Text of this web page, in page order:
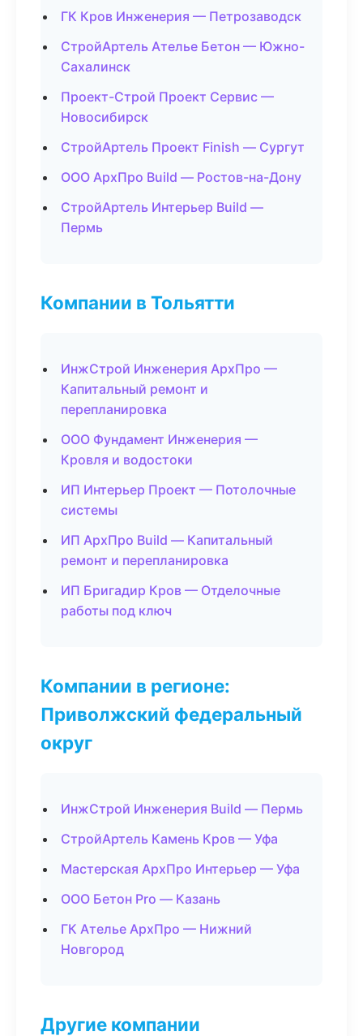
ГК Кров Инженерия — Петрозаводск
СтройАртель Ателье Бетон — Южно-
Сахалинск
Проект-Строй Проект Сервис —
Новосибирск
СтройАртель Проект Finish — Сургут
ООО АрхПро Build — Ростов-на-Дону
СтройАртель Интерьер Build —
Пермь
Компании в Тольятти
ИнжСтрой Инженерия АрхПро —
Капитальный ремонт и
перепланировка
ООО Фундамент Инженерия —
Кровля и водостоки
ИП Интерьер Проект — Потолочные
системы
ИП АрхПро Build — Капитальный
ремонт и перепланировка
ИП Бригадир Кров — Отделочные
работы под ключ
Компании в регионе:
Приволжский федеральный
округ
ИнжСтрой Инженерия Build — Пермь
СтройАртель Камень Кров — Уфа
Мастерская АрхПро Интерьер — Уфа
ООО Бетон Pro — Казань
ГК Ателье АрхПро — Нижний
Новгород
Другие компании